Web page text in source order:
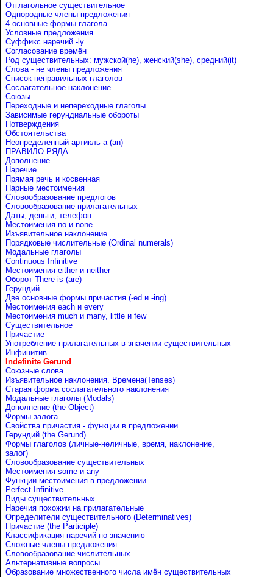
Отглагольное существительное
Однородные члены предложения
4 основные формы глагола
Условные предложения
Cуффикс наречий -ly
Согласование времён
Род существительных: мужской(he), женский(she), средний(it)
Слова - не члены предложения
Список неправильных глаголов
Сослагательное наклонение
Союзы
Переходные и непереходные глаголы
Зависимые герундиальные обороты
Потверждения
Обстоятельства
Неопределенный артикль a (an)
ПРАВИЛО РЯДА
Дополнение
Наречие
Прямая речь и косвенная
Парные местоимения
Словообразование предлогов
Словообразование прилагательных
Даты, деньги, телефон
Местоимения no и none
Изъявительное наклонение
Порядковые числительные (Ordinal numerals)
Модальные глаголы
Continuous Infinitive
Местоимения either и neither
Оборот There is (are)
Герундий
Две основные формы причастия (-ed и -ing)
Местоимения each и every
Местоимения much и many, little и few
Существительное
Причастие
Употребление прилагательных в значении существительных
Инфинитив
Indefinite Gerund
Союзные слова
Изъявительное наклонения. Времена(Tenses)
Старая форма сослагательного наклонения
Модальные глаголы (Modals)
Дополнение (the Object)
Формы залога
Свойства причастия - функции в предложении
Герундий (the Gerund)
Формы глаголов (личные-неличные, время, наклонение,
залог)
Словообразование существительных
Местоимения some и any
Функции местоимения в предложении
Perfect Infinitive
Виды существительных
Наречия похожии на прилагательные
Определители существительного (Determinatives)
Причастие (the Participle)
Классификация наречий по значению
Сложные члены предложения
Словообразование числительных
Альтернативные вопросы
Образование множественного числа имён существительных